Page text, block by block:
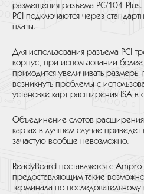
размещения разъема PC/104-
PCI подключаются через
платы.
Для использования разъема PCI
корпус, при использовании более
приходится увеличивать размеры
возникнуть проблемы с
установке карт расширения ISA в
Объединение слотов расширения
картах в лучшем случае
зачастую вообще невозможно.
ReadyBoard поставляется с
предоставляющим такие
терминала по